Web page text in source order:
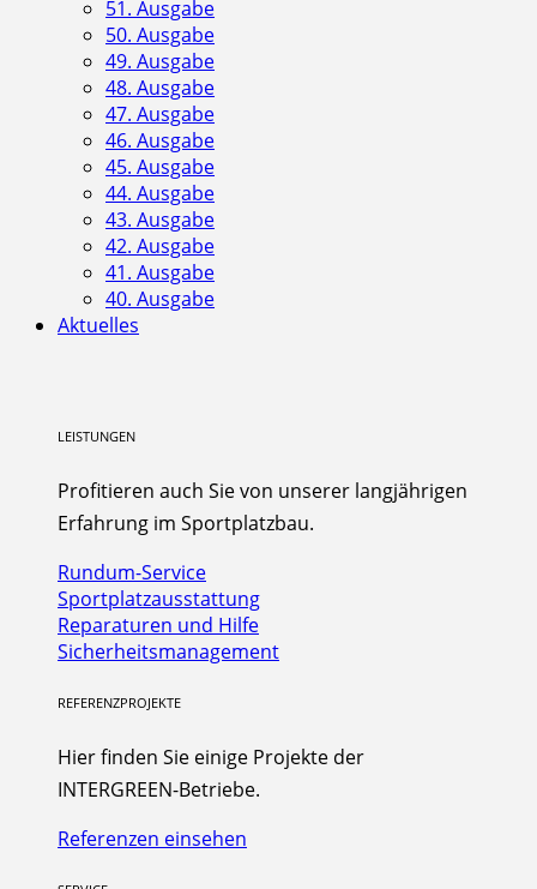
51. Ausgabe
50. Ausgabe
49. Ausgabe
48. Ausgabe
47. Ausgabe
46. Ausgabe
45. Ausgabe
44. Ausgabe
43. Ausgabe
42. Ausgabe
41. Ausgabe
40. Ausgabe
Aktuelles
LEISTUNGEN
Profitieren auch Sie von unserer langjährigen
Erfahrung im Sportplatzbau.
Rundum-Service
Sportplatzausstattung
Reparaturen und Hilfe
Sicherheitsmanagement
REFERENZPROJEKTE
Hier finden Sie einige Projekte der
INTERGREEN-Betriebe.
Referenzen einsehen